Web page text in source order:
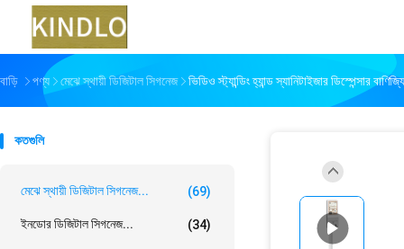
বাড়ি পণ্য মেঝে স্থায়ী ডিজিটাল সিগনেজ ভিডিও স্ট্যান্ডিং হ্যান্ড স্যানিটাইজার ডিস্পেন্সার
কতগুলি
মেঝে স্থায়ী ডিজিটাল সিগনেজ... (69)
ইনডোর ডিজিটাল সিগনেজ... (34)